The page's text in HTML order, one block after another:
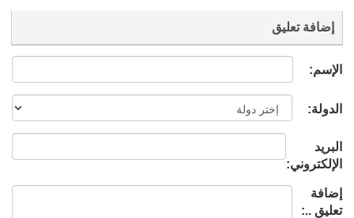
إضافة تعليق
الإسم:
الدولة:
البريد
الإلكتروني:
إضافة
تعليق ..: